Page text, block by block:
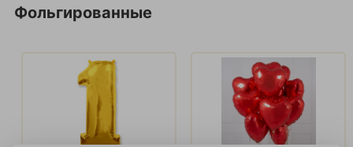
Фольгированные